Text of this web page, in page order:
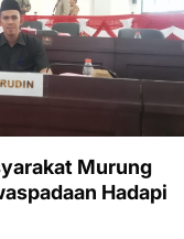
Murung
Hadapi